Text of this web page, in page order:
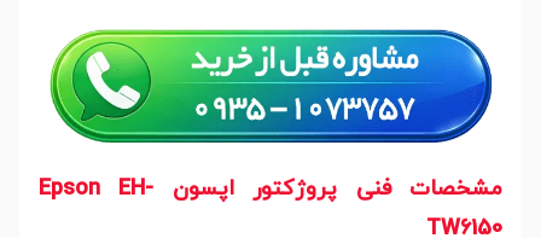
مشخصات فنی پروژکتور اپسون Epson EH-
TW6150